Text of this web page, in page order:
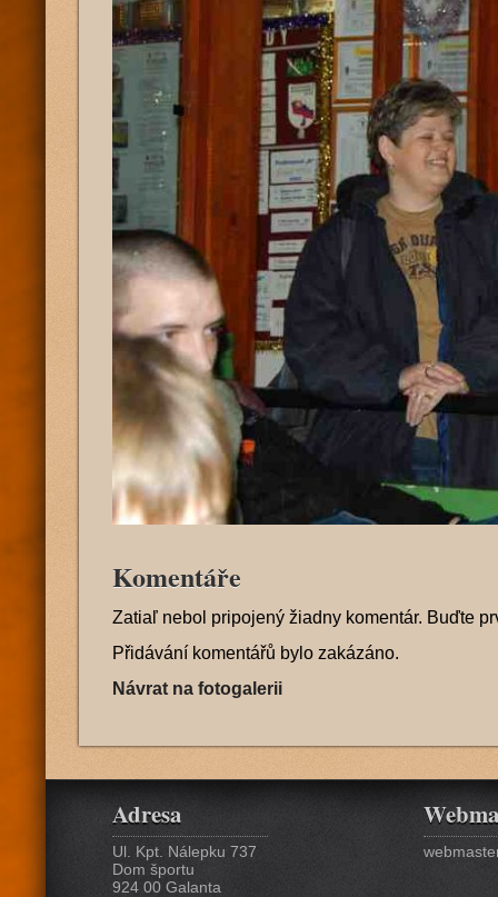
Komentáře
Zatiaľ nebol pripojený žiadny komentár. Buďte
Přidávání komentářů bylo zakázáno.
Návrat na fotogalerii
Adresa
Ul. Kpt. Nálepku 737
Dom športu
924 00 Galanta